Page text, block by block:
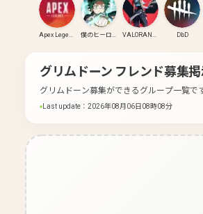
Apex Legends 僕のヒーローアカデミア ULTRA RUMBLE VALORANT(PC) DbD
グリムドーン フレンド募集
グリムドーン募集ができるグループ一覧です
Last update ： 2026年08月06日08時08分